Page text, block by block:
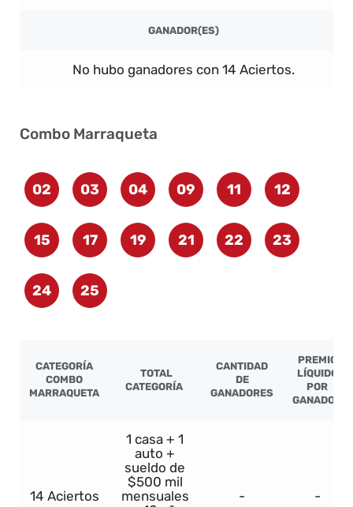
GANADOR(ES)
No hubo ganadores con 14 Aciertos.
Combo Marraqueta
02 03 04 09 11 12
15 17 19 21 22 23
24 25
CATEGORÍA
COMBO
MARRAQUETA
TOTAL
CATEGORÍA
CANTIDAD
DE
GANADORES
PREMIO
LÍQUIDO
POR
GANADOR
14 Aciertos
1 casa + 1
auto +
sueldo de
$500 mil
mensuales
- -